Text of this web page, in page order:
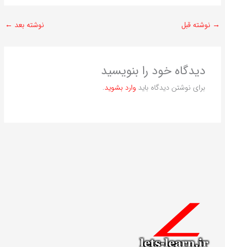
→ نوشته قبل نوشته بعد ←
دیدگاه‌ خود را بنویسید
برای نوشتن دیدگاه باید وارد بشوید.